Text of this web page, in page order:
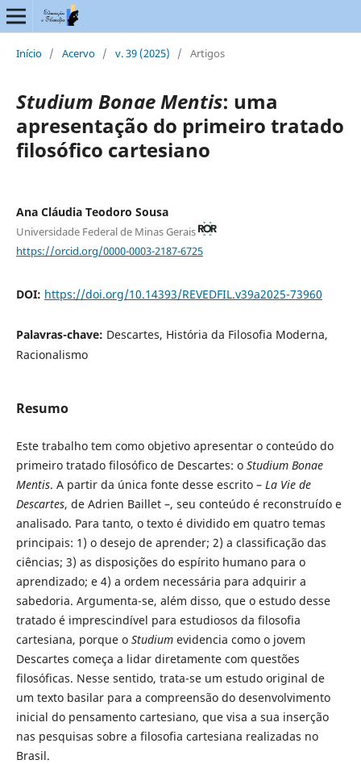
Início / Acervo / v. 39 (2025) / Artigos
Studium Bonae Mentis: uma
apresentação do primeiro tratado
filosófico cartesiano
Ana Cláudia Teodoro Sousa
Universidade Federal de Minas Gerais
https://orcid.org/0000-0003-2187-6725
DOI: https://doi.org/10.14393/REVEDFIL.v39a2025-73960
Palavras-chave: Descartes, História da Filosofia Moderna,
Racionalismo
Resumo
Este trabalho tem como objetivo apresentar o conteúdo do
primeiro tratado filosófico de Descartes: o Studium Bonae
Mentis. A partir da única fonte desse escrito – La Vie de
Descartes, de Adrien Baillet –, seu conteúdo é reconstruído e
analisado. Para tanto, o texto é dividido em quatro temas
principais: 1) o desejo de aprender; 2) a classificação das
ciências; 3) as disposições do espírito humano para o
aprendizado; e 4) a ordem necessária para adquirir a
sabedoria. Argumenta-se, além disso, que o estudo desse
tratado é imprescindível para estudiosos da filosofia
cartesiana, porque o Studiumevidencia como o jovem
Descartes começa a lidar diretamente com questões
filosóficas. Nesse sentido, trata-se um estudo original de
um texto basilar para a compreensão do desenvolvimento
inicial do pensamento cartesiano, que visa a sua inserção
nas pesquisas sobre a filosofia cartesiana realizadas no
Brasil.